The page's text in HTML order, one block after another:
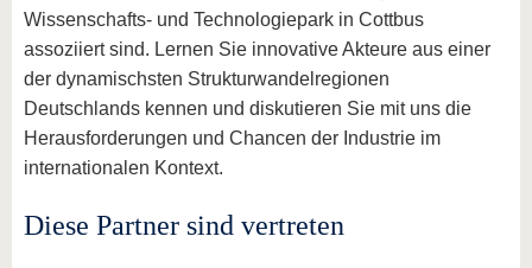
Wissenschafts- und Technologiepark in Cottbus
assoziiert sind. Lernen Sie innovative Akteure aus einer
der dynamischsten Strukturwandelregionen
Deutschlands kennen und diskutieren Sie mit uns die
Herausforderungen und Chancen der Industrie im
internationalen Kontext.
Diese Partner sind vertreten